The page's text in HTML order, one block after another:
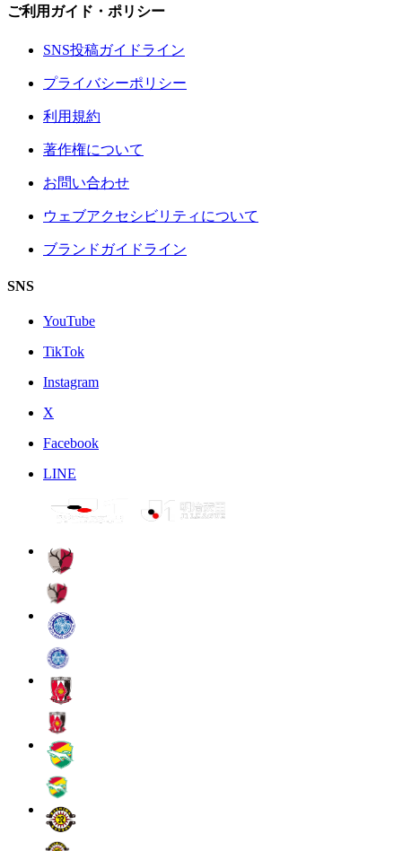
ご利用ガイド・ポリシー
SNS投稿ガイドライン
プライバシーポリシー
利用規約
著作権について
お問い合わせ
ウェブアクセシビリティについて
ブランドガイドライン
SNS
YouTube
TikTok
Instagram
X
Facebook
LINE